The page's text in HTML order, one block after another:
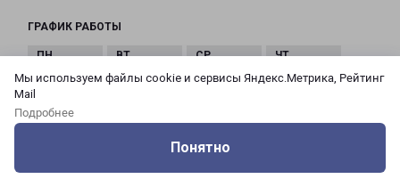
Мы используем файлы cookie и сервисы Яндекс.Метрика, Рейтинг
Mail
Подробнее
Понятно
ГРАФИК РАБОТЫ
с 10:00 до
с 10:00 до
с 10:00 до
с 10:00 до